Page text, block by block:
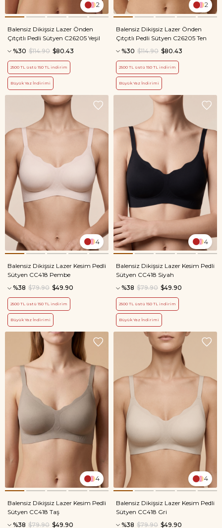
2
Balensiz Dikişsiz Lazer Önden
Çıtçıtlı Pedli Sütyen C26205 Yeşil
%30
$80.43
$114.90
2500 TL üstü 150 TL indirim
Büyük Yaz İndirimi
2
Balensiz Dikişsiz Lazer Önden
Çıtçıtlı Pedli Sütyen C26205 Ten
%30
$80.43
$114.90
2500 TL üstü 150 TL indirim
Büyük Yaz İndirimi
4
Balensiz Dikişsiz Lazer Kesim Pedli
Sütyen CC418 Pembe
%38
$49.90
$79.90
2500 TL üstü 150 TL indirim
Büyük Yaz İndirimi
4
Balensiz Dikişsiz Lazer Kesim Pedli
Sütyen CC418 Siyah
%38
$49.90
$79.90
2500 TL üstü 150 TL indirim
Büyük Yaz İndirimi
4
Balensiz Dikişsiz Lazer Kesim Pedli
Sütyen CC418 Taş
%38
$49.90
$79.90
4
Balensiz Dikişsiz Lazer Kesim Pedli
Sütyen CC418 Gri
%38
$49.90
$79.90